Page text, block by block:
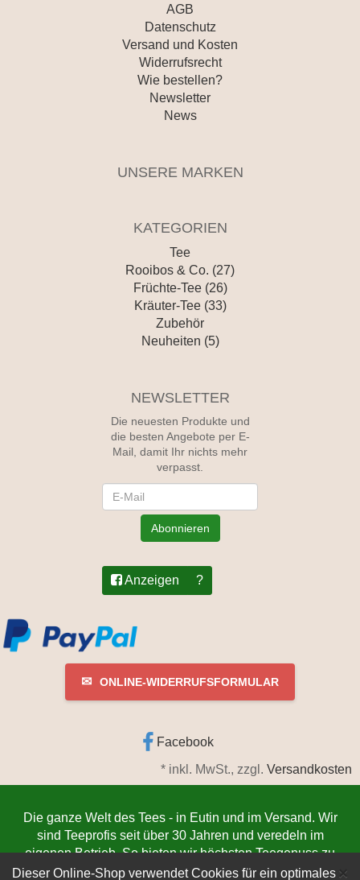
×
Dieser Online-Shop verwendet Cookies für ein optimales
AGB
Datenschutz
Versand und Kosten
Widerrufsrecht
Wie bestellen?
Newsletter
News
UNSERE MARKEN
KATEGORIEN
Tee
Rooibos & Co. (27)
Früchte-Tee (26)
Kräuter-Tee (33)
Zubehör
Neuheiten (5)
NEWSLETTER
Die neuesten Produkte und
die besten Angebote per E-
Mail, damit Ihr nichts mehr
verpasst.
Abonnieren
Anzeigen ?
✉ ONLINE-WIDERRUFSFORMULAR
Facebook
* inkl. MwSt., zzgl. Versandkosten
Die ganze Welt des Tees - in Eutin und im Versand. Wir
sind Teeprofis seit über 30 Jahren und veredeln im
eigenen Betrieb. So bieten wir höchsten Teegenuss zu
niedrigsten Preisen. Jetzt bestellenwww.teeschmiede-